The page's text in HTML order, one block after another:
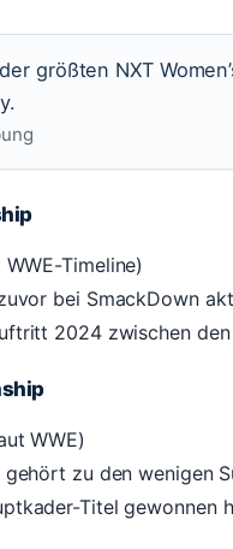
größten NXT
Timeline)
bei SmackDown
2024 zwischen
WWE)
zu den wenigen
Titel gewonnen